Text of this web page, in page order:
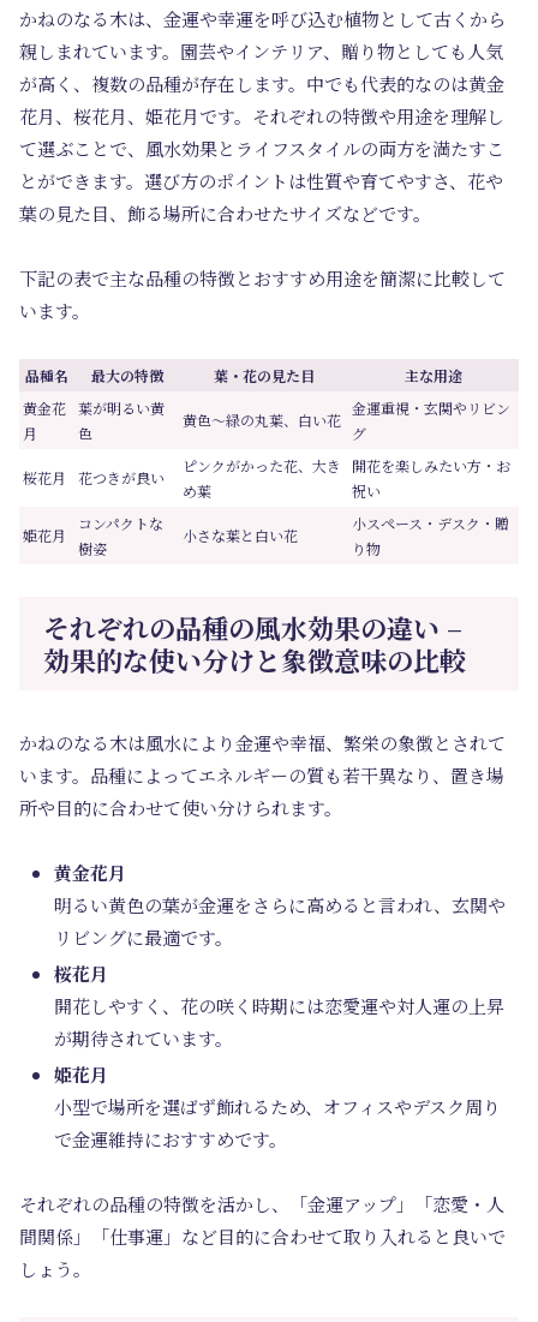
かねのなる木は、金運や幸運を呼び込む植物として古くから
親しまれています。園芸やインテリア、贈り物としても人気
が高く、複数の品種が存在します。中でも代表的なのは黄金
花月、桜花月、姫花月です。それぞれの特徴や用途を理解し
て選ぶことで、風水効果とライフスタイルの両方を満たすこ
とができます。選び方のポイントは性質や育てやすさ、花や
葉の見た目、飾る場所に合わせたサイズなどです。
下記の表で主な品種の特徴とおすすめ用途を簡潔に比較して
います。
品種名 最大の特徴 葉・花の見た目
主な用途
黄金花
月
葉が明るい黄
色
黄色～緑の丸葉、白い花
金運重視・玄関やリビン
グ
桜花月 花つきが良い
ピンクがかった花、大き
め葉
開花を楽しみたい方・お
祝い
姫花月
コンパクトな
樹姿
小さな葉と白い花
小スペース・デスク・贈
り物
それぞれの品種の風水効果の違い –
効果的な使い分けと象徴意味の比較
かねのなる木は風水により金運や幸福、繁栄の象徴とされて
います。品種によってエネルギーの質も若干異なり、置き場
所や目的に合わせて使い分けられます。
黄金花月
明るい黄色の葉が金運をさらに高めると言われ、玄関や
リビングに最適です。
桜花月
開花しやすく、花の咲く時期には恋愛運や対人運の上昇
が期待されています。
姫花月
小型で場所を選ばず飾れるため、オフィスやデスク周り
で金運維持におすすめです。
それぞれの品種の特徴を活かし、「金運アップ」「恋愛・人
間関係」「仕事運」など目的に合わせて取り入れると良いで
しょう。